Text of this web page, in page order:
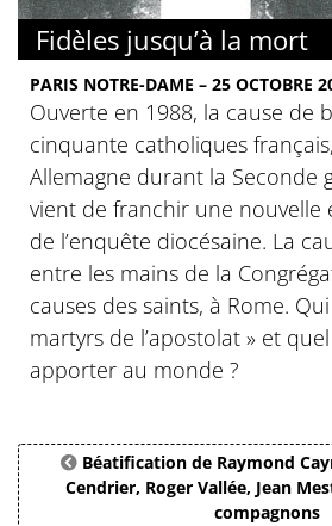
Fidèles jusqu’à la mort
PARIS NOTRE-DAME – 25 OCTOBRE
Ouverte en 1988, la cause de
cinquante catholiques
Allemagne durant la Seconde
vient de franchir une nouvelle
de l’enquête diocésaine. La
entre les mains de la
causes des saints, à Rome.
martyrs de l’apostolat » et
apporter au monde ?
Béatification de Raymond
Cendrier, Roger Vallée, Jean
compagnons